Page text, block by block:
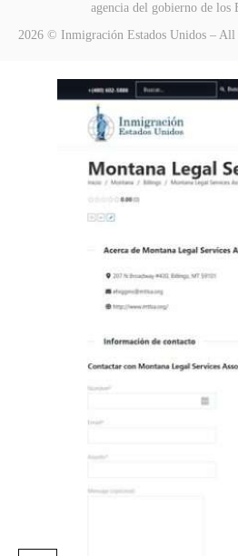
agencia del gobierno de los
2026 © Inmigración Estados Unidos – All